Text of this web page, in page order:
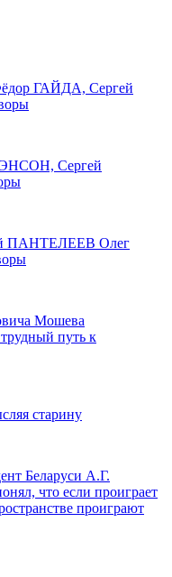
ГАЙДА, Сергей
Сергей
ПАНТЕЛЕЕВ Олег
Мошева
путь к
старину
Беларуси А.Г.
что если проиграет
проиграют